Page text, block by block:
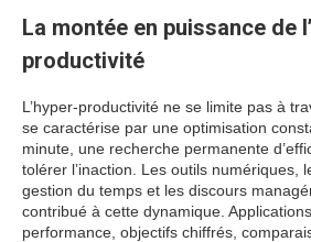
La montée en puissance de
productivité
L’hyper-productivité ne se limite pas à
se caractérise par une optimisation
minute, une recherche permanente
tolérer l’inaction. Les outils numériques,
gestion du temps et les discours
contribué à cette dynamique.
performance, objectifs chiffrés,